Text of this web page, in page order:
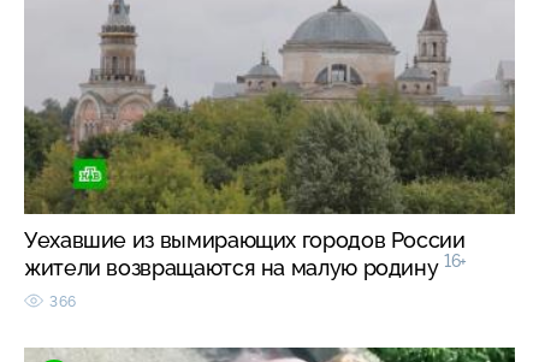
Уехавшие из вымирающих городов России
жители возвращаются на малую родину 16+
366